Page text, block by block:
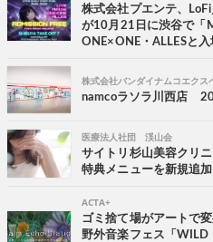
株式会社プエンテ、
が10月21日に渋谷で「
ONE×ONE・ALLESと
株式会社バンダイナムコエクス
namcoラソラ川西店
医療法人社団 渓山会
サイトリ杉山美容クリ
特典メニューを新規追加
ACTA+
ゴミ捨て場がアートで
野外音楽フェス「WILD